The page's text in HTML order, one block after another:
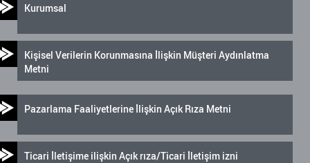
Kurumsal
Kişisel Verilerin Korunmasına İlişkin Müşteri Aydınlatma
Metni
Pazarlama Faaliyetlerine İlişkin Açık Rıza Metni
Ticari İletişime ilişkin Açık rıza/Ticari İletişim izni